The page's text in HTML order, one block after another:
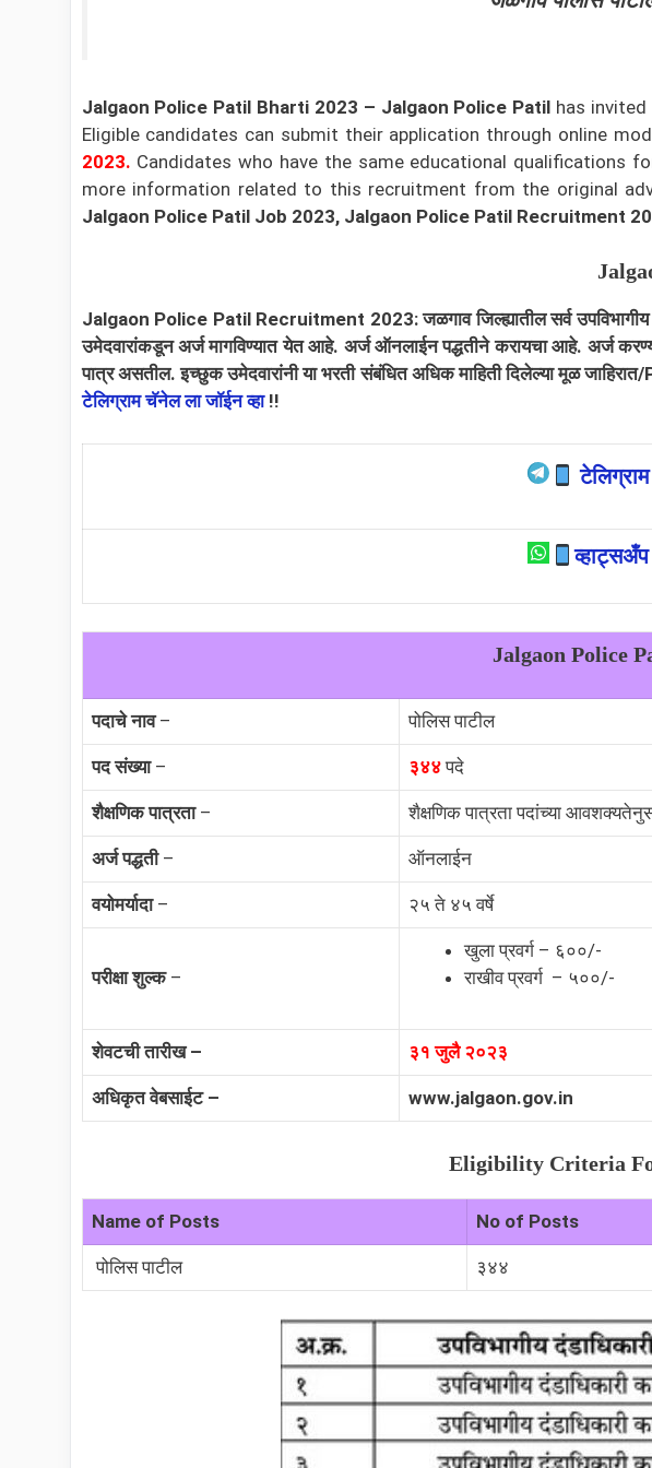
Jalgaon Police Patil Bharti 2023 – Jalgaon Police Patil has
Eligible candidates can submit their application through online
2023. Candidates who have the same educational qualifications
more information related to this recruitment from the original
Jalgaon Police Patil Job 2023, Jalgaon Police Patil Recruitment
Jalgaon Police Patil Recruitment 2023: जळगाव जिल्ह्यातील सर्व उपविभागीय
उमेदवारांकडून अर्ज मागविण्यात येत आहे. अर्ज ऑनलाईन पद्धतीने करायचा आहे. अर्ज
पात्र असतील. इच्छुक उमेदवारांनी या भरती संबंधित अधिक माहिती दिलेल्या मूळ
टेलिग्राम चॅनेल ला जॉईन व्हा!!
Jalgaon Police
पदाचे नाव– पोलिस पाटील
पद संख्या– ३४४पदे
शैक्षणिक पात्रता– शैक्षणिक पात्रता पदांच्या
अर्ज पद्धती– ऑनलाईन
वयोमर्यादा– २५ ते ४५ वर्षे
परीक्षा शुल्क –
खुला प्रवर्ग – ६००/-
राखीव प्रवर्ग – ५००/-
शेवटची तारीख – ३१ जुलै २०२३
अधिकृत वेबसाईट – www.jalgaon.gov.in
Eligibility Criteria
Name of Posts No of Posts
पोलिस पाटील ३४४